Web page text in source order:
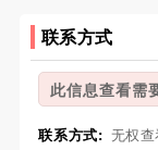
联系方式
此信息查看需
联系方式: 无权